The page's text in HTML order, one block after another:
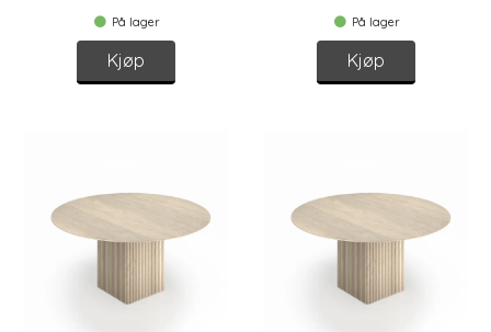
På lager
Kjøp
På lager
Kjøp